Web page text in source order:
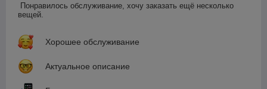
Понравилось обслуживание, хочу заказать ещё несколько
вещей.
Хорошее обслуживание
Актуальное описание